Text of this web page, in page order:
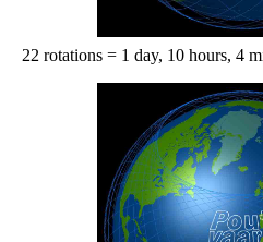
22 rotations = 1 day, 10 hours, 4